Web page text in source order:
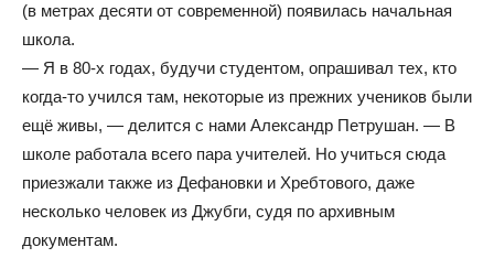
(в метрах десяти от современной) появилась начальная
школа.
— Я в 80-х годах, будучи студентом, опрашивал тех, кто
когда-то учился там, некоторые из прежних учеников были
ещё живы, — делится с нами Александр Петрушан. — В
школе работала всего пара учителей. Но учиться сюда
приезжали также из Дефановки и Хребтового, даже
несколько человек из Джубги, судя по архивным
документам.